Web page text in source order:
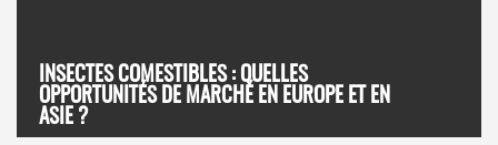
INSECTES COMESTIBLES : QUELLES
OPPORTUNITÉS DE MARCHÉ EN EUROPE ET EN
ASIE ?